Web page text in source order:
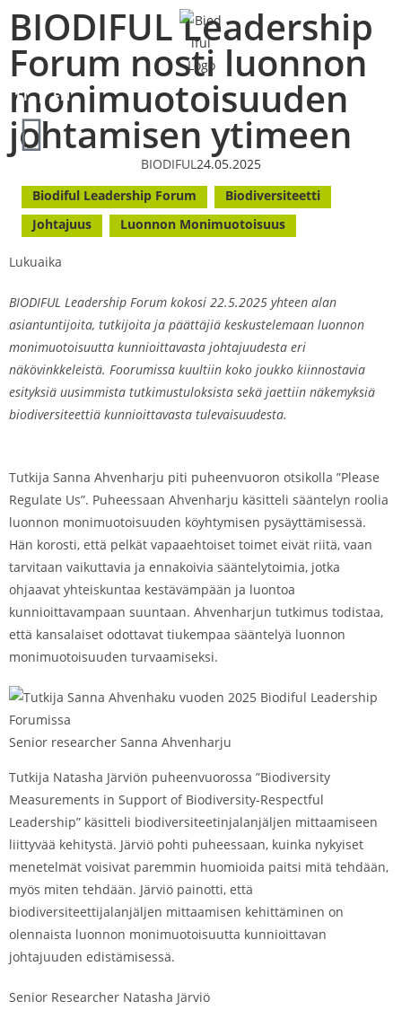
FI EN
BIODIFUL Leadership
Forum nosti luonnon
monimuotoisuuden
johtamisen ytimeen
BIODIFUL24.05.2025
Biodiful Leadership Forum
Biodiversiteetti
Johtajuus
Luonnon Monimuotoisuus
Lukuaika
BIODIFUL Leadership Forum kokosi 22.5.2025 yhteen alan
asiantuntijoita, tutkijoita ja päättäjiä keskustelemaan luonnon
monimuotoisuutta kunnioittavasta johtajuudesta eri
näkövinkkeleistä. Foorumissa kuultiin koko joukko kiinnostavia
esityksiä uusimmista tutkimustuloksista sekä jaettiin näkemyksiä
biodiversiteettiä kunnioittavasta tulevaisuudesta.
Tutkija Sanna Ahvenharju piti puheenvuoron otsikolla ”Please
Regulate Us”. Puheessaan Ahvenharju käsitteli sääntelyn roolia
luonnon monimuotoisuuden köyhtymisen pysäyttämisessä.
Hän korosti, että pelkät vapaaehtoiset toimet eivät riitä, vaan
tarvitaan vaikuttavia ja ennakoivia sääntelytoimia, jotka
ohjaavat yhteiskuntaa kestävämpään ja luontoa
kunnioittavampaan suuntaan. Ahvenharjun tutkimus todistaa,
että kansalaiset odottavat tiukempaa sääntelyä luonnon
monimuotoisuuden turvaamiseksi.
Senior researcher Sanna Ahvenharju
Tutkija Natasha Järviön puheenvuorossa ”Biodiversity
Measurements in Support of Biodiversity-Respectful
Leadership” käsitteli biodiversiteetinjalanjäljen mittaamiseen
liittyvää kehitystä. Järviö pohti puheessaan, kuinka nykyiset
menetelmät voisivat paremmin huomioida paitsi mitä tehdään,
myös miten tehdään. Järviö painotti, että
biodiversiteettijalanjäljen mittaamisen kehittäminen on
olennaista luonnon monimuotoisuutta kunnioittavan
johtajuuden edistämisessä.
Senior Researcher Natasha Järviö